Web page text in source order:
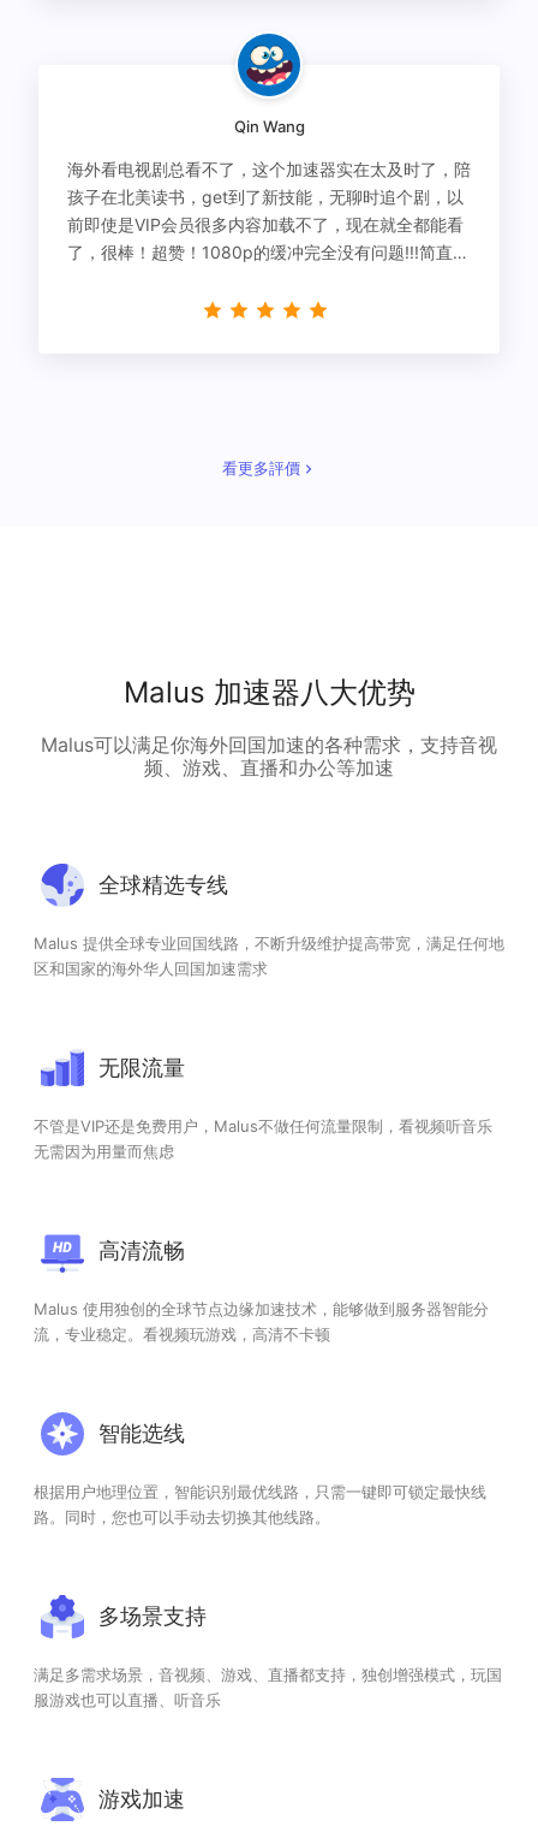
Qin Wang
海外看电视剧总看不了，这个加速器实在太及时了，陪
孩子在北美读书，get到了新技能，无聊时追个剧，以
前即使是VIP会员很多内容加载不了，现在就全都能看
了，很棒！超赞！1080p的缓冲完全没有问题!!!简直救
看更多評價
Malus 加速器八大优势
Malus可以满足你海外回国加速的各种需求，支持音视
频、游戏、直播和办公等加速
全球精选专线
Malus 提供全球专业回国线路，不断升级维护提高带宽，满足任何地
区和国家的海外华人回国加速需求
无限流量
不管是VIP还是免费用户，Malus不做任何流量限制，看视频听音乐
无需因为用量而焦虑
高清流畅
Malus 使用独创的全球节点边缘加速技术，能够做到服务器智能分
流，专业稳定。看视频玩游戏，高清不卡顿
智能选线
根据用户地理位置，智能识别最优线路，只需一键即可锁定最快线
路。同时，您也可以手动去切换其他线路。
多场景支持
满足多需求场景，音视频、游戏、直播都支持，独创增强模式，玩国
服游戏也可以直播、听音乐
游戏加速